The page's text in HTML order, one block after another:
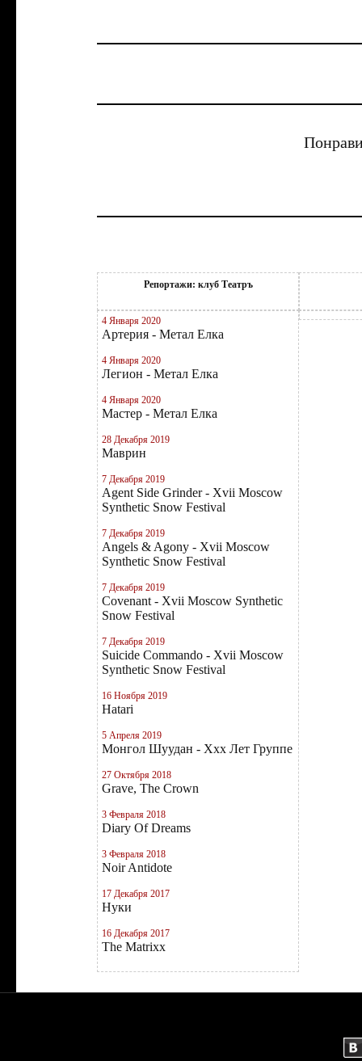
Репортажи: клуб Театръ
4 Января 2020
Артерия - Метал Елка
4 Января 2020
Легион - Метал Елка
4 Января 2020
Мастер - Метал Елка
28 Декабря 2019
Маврин
7 Декабря 2019
Agent Side Grinder - Xvii Moscow
Synthetic Snow Festival
7 Декабря 2019
Angels & Agony - Xvii Moscow
Synthetic Snow Festival
7 Декабря 2019
Covenant - Xvii Moscow Synthetic
Snow Festival
7 Декабря 2019
Suicide Commando - Xvii Moscow
Synthetic Snow Festival
16 Ноября 2019
Hatari
5 Апреля 2019
Монгол Шуудан - Xxx Лет Группе
27 Октября 2018
Grave, The Crown
3 Февраля 2018
Diary Of Dreams
3 Февраля 2018
Noir Antidote
17 Декабря 2017
Нуки
16 Декабря 2017
The Matrixx